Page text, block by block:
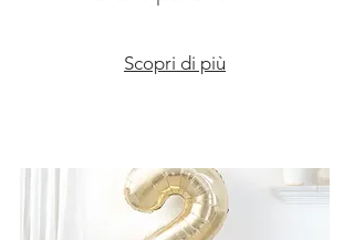
Scopri di più